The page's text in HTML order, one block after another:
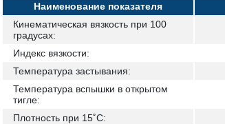
Наименование показателя
Кинематическая вязкость при 100
градусах:
Индекс вязкости:
Температура застывания:
Температура вспышки в открытом
тигле:
Плотность при 15˚С: